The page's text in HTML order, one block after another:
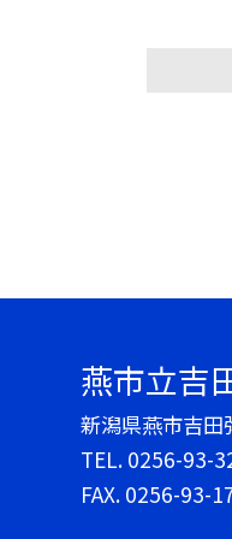
燕市立吉
新潟県燕市吉
TEL. 0256-93-
FAX. 0256-93-